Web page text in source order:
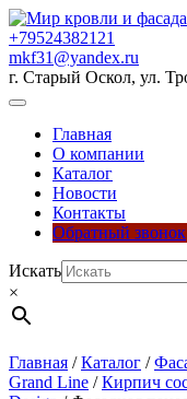
Перейти
к
содержимому
+79524382121
mkf31@yandex.ru
г. Старый Оскол, ул.
Кнопка
ОткрытьГлавная
О компании
Каталог
Новости
Контакты
Обратный звонок
Кнопка
Закрыть
Искать
×
Главная /Каталог /
Grand Line /Кирпич